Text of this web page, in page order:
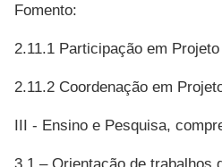
Fomento:
2.11.1 Participação em
2.11.2 Coordenação em
III - Ensino e Pesquisa,
3.1 – Orientação de trabalhos